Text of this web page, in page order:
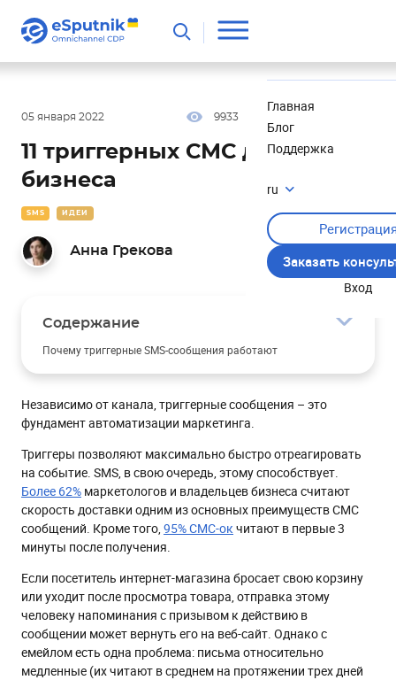
Главная
Блог
Поддержка
ru
Заказать
Вход
05 января 2022 9933
SMS ИДЕИ
11 триггерных СМС для вашего
бизнеса
Анна Грекова
Содержание
Почему триггерные SMS-сообщения работают
Стратегия применения триггерных SMS: основные моменты
Триггерные SMS со сценариями использования и примерами
Триггеры на основе поведения пользователя на сайте
Брошенная корзина
Брошенный просмотр
Приветственная серия
Транзакционные сообщения: сопровождение заказа или
подтверждение брони по СМС
Реактивационные SMS-сообщения
Триггер “С Днем рождения” в SMS
Сбор обратной связи от покупателей
СМС в программе лояльности
Независимо от канала, триггерные сообщения – это
фундамент автоматизации маркетинга.
Триггеры позволяют максимально быстро отреагировать
на событие. SMS, в свою очередь, этому способствует.
Более 62% маркетологов и владельцев бизнеса считают
скорость доставки одним из основных преимуществ СМС
сообщений. Кроме того,95% СМС-ок читают в первые 3
минуты после получения.
Если посетитель интернет-магазина бросает свою корзину
или уходит после просмотра товара, отправка этому
человеку напоминания с призывом к действию в
сообщении может вернуть его на веб-сайт. Однако с
емейлом есть одна проблема: письма относительно
медленные (их читают в среднем на протяжении трех дней